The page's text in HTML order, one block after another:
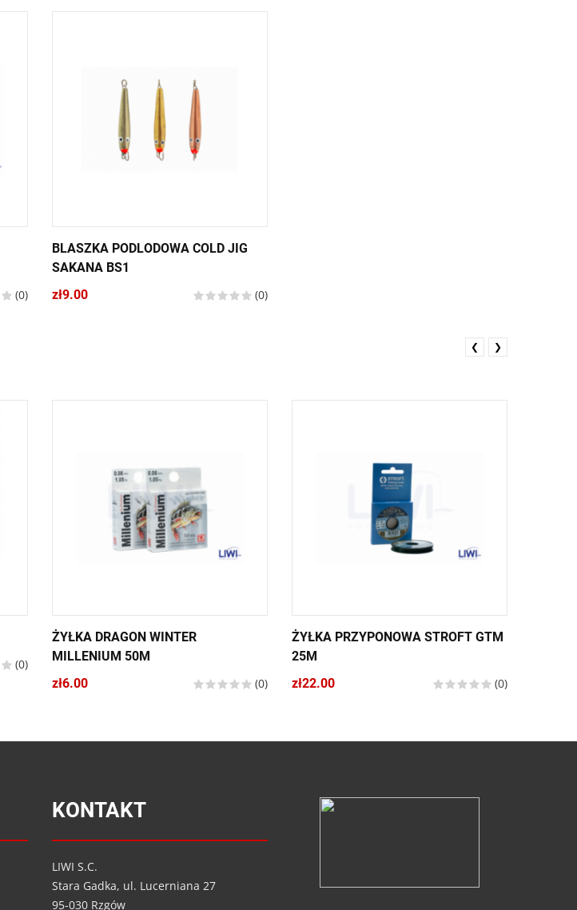
(0)
BLASZKA PODLODOWA COLD JIG
SAKANA BS1
zł9.00
(0)
(0)
ŻYŁKA DRAGON WINTER
MILLENIUM 50M
zł6.00
(0)
ŻYŁKA PRZYPONOWA STROFT GTM
25M
zł22.00
(0)
❮ ❯
KONTAKT
LIWI S.C.
Stara Gadka, ul. Lucerniana 27
95-030 Rzgów